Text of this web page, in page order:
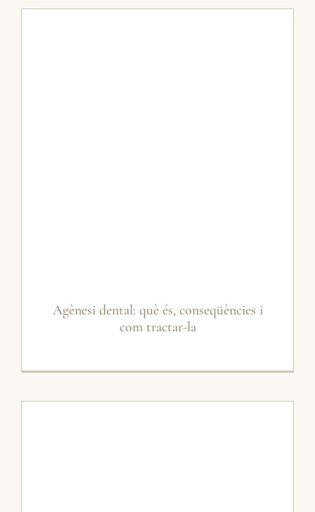
Agènesi dental: què és, conseqüències i
com tractar-la